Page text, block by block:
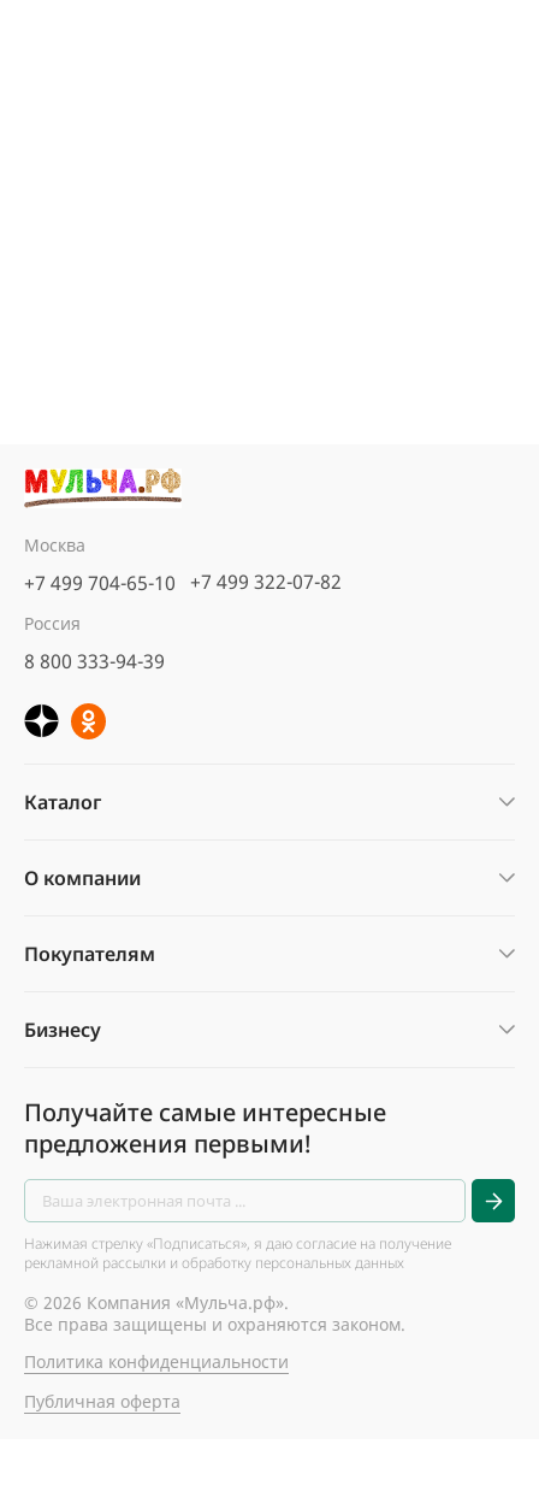
Москва
+7 499 704-65-10 +7 499 322-07-82
Россия
8 800 333-94-39
Каталог
О компании
Покупателям
Бизнесу
Получайте самые интересные
предложения первыми!
Нажимая стрелку «Подписаться», я даю согласие на получение
рекламной рассылки и обработку персональных данных
© 2026 Компания «Мульча.рф».
Все права защищены и охраняются законом.
Политика конфиденциальности
Публичная оферта